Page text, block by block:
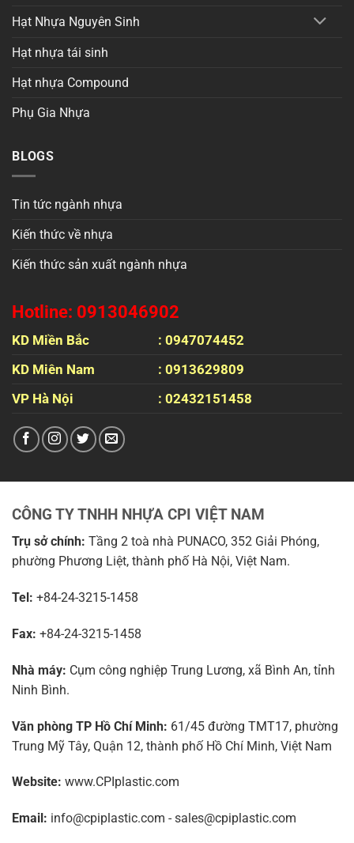
Hạt Nhựa Nguyên Sinh
Hạt nhựa tái sinh
Hạt nhựa Compound
Phụ Gia Nhựa
BLOGS
Tin tức ngành nhựa
Kiến thức về nhựa
Kiến thức sản xuất ngành nhựa
Hotline: 0913046902
KD Miền Bắc
: 0947074452
KD Miên Nam
: 0913629809
VP Hà Nội
: 02432151458
CÔNG TY TNHH NHỰA CPI VIỆT NAM
Trụ sở chính: Tầng 2 toà nhà PUNACO, 352 Giải Phóng,
phường Phương Liệt, thành phố Hà Nội, Việt Nam.
Tel: +84-24-3215-1458
Fax: +84-24-3215-1458
Nhà máy: Cụm công nghiệp Trung Lương, xã Bình An, tỉnh
Ninh Bình.
Văn phòng TP Hồ Chí Minh: 61/45 đường TMT17, phường
Trung Mỹ Tây, Quận 12, thành phố Hồ Chí Minh, Việt Nam
Website: www.CPIplastic.com
Email: info@cpiplastic.com - sales@cpiplastic.com